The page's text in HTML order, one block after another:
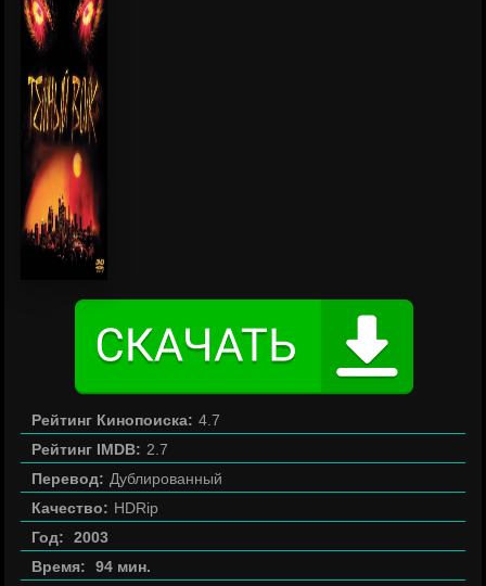
Рейтинг Кинопоиска: 4.7
Рейтинг IMDB: 2.7
Перевод: Дублированный
Качество: HDRip
Год:
2003
Время:
94 мин.